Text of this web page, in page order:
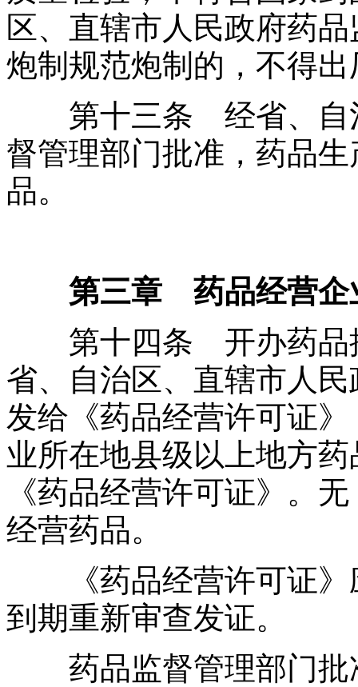
区、直辖市人民政府药
炮制规范炮制的，不得出
第十三条 经省、自治
督管理部门批准，药品
品。
第三章 药品经营企
第十四条 开办药品批
省、自治区、直辖市人
发给《药品经营许可证
业所在地县级以上地方
《药品经营许可证》。
经营药品。
《药品经营许可证》
到期重新审查发证。
药品监督管理部门批